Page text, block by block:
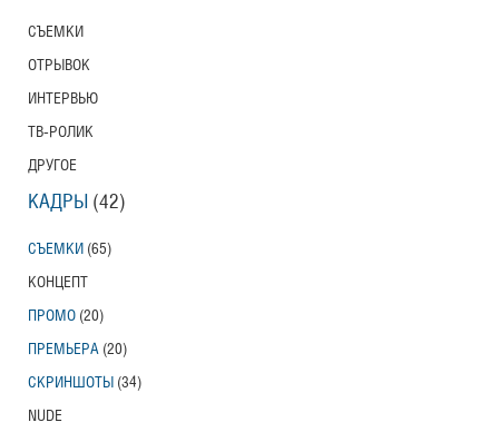
СЪЕМКИ
ОТРЫВОК
ИНТЕРВЬЮ
ТВ-РОЛИК
ДРУГОЕ
КАДРЫ (42)
СЪЕМКИ (65)
КОНЦЕПТ
ПРОМО (20)
ПРЕМЬЕРА (20)
СКРИНШОТЫ (34)
NUDE